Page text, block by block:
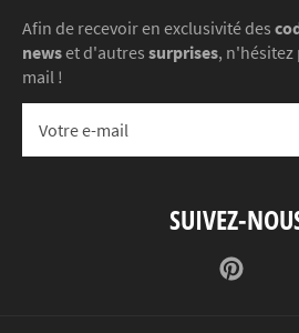
Afin de recevoir en exclusivité des
newset d'autres surprises, n'hésitez
mail !
SUIVEZ-